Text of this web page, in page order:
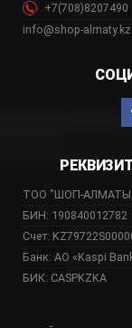
+7(708)8207490
info@shop-almaty.kz
ТОО "ШОП-
БИН: 190840012782
Счет:
Банк: АО «Kaspi
БИК: CASPKZKA